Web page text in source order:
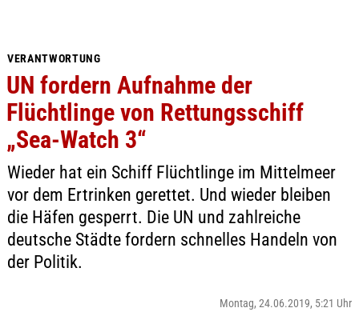
VERANTWORTUNG
UN fordern Aufnahme der
Flüchtlinge von Rettungsschiff
„Sea-Watch 3“
Wieder hat ein Schiff Flüchtlinge im Mittelmeer
vor dem Ertrinken gerettet. Und wieder bleiben
die Häfen gesperrt. Die UN und zahlreiche
deutsche Städte fordern schnelles Handeln von
der Politik.
Montag, 24.06.2019, 5:21 Uhr